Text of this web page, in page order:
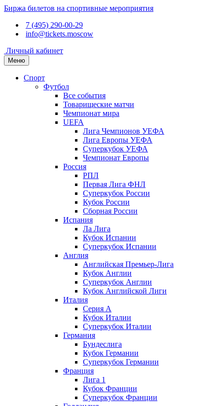
Биржа билетов на спортивные мероприятия
7 (495) 290-00-29
info@tickets.moscow
Личный кабинет
Меню
Спорт
Футбол
Все события
Товарищеские матчи
Чемпионат мира
UEFA
Лига Чемпионов УЕФА
Лига Европы УЕФА
Суперкубок УЕФА
Чемпионат Европы
Россия
РПЛ
Первая Лига ФНЛ
Суперкубок России
Кубок России
Сборная России
Испания
Ла Лига
Кубок Испании
Суперкубок Испании
Англия
Английская Премьер-Лига
Кубок Англии
Суперкубок Англии
Кубок Английской Лиги
Италия
Серия А
Кубок Италии
Суперкубок Италии
Германия
Бундеслига
Кубок Германии
Суперкубок Германии
Франция
Лига 1
Кубок Франции
Суперкубок Франции